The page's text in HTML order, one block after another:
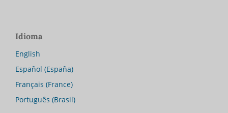
Idioma
English
Español (España)
Français (France)
Português (Brasil)